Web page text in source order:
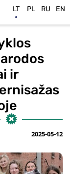
ir
2025-05-12
LT PL RU EN